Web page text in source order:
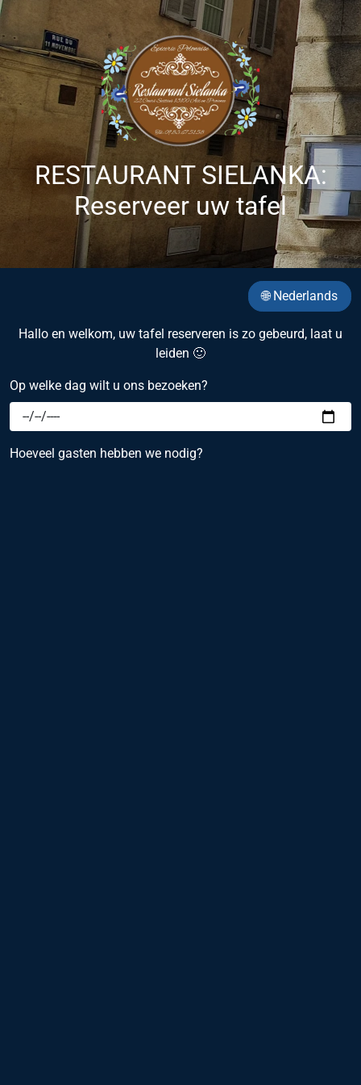
RESTAURANT SIELANKA:
Reserveer uw tafel
🌐 Nederlands
Hallo en welkom, uw tafel reserveren is zo gebeurd, laat u
leiden 🙂
Op welke dag wilt u ons bezoeken?
Hoeveel gasten hebben we nodig?